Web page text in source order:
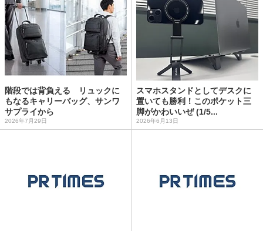
階段では背負える リュックに
もなるキャリーバッグ、サンワ
サプライから
2026年7月29日
スマホスタンドとしてデスクに
置いても勝利！このポケット三
脚がかわいいぜ (1/5...
2026年6月13日